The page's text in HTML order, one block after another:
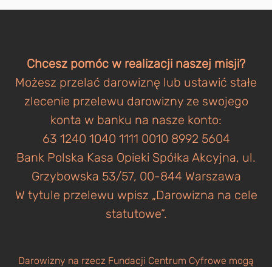
Chcesz pomóc w realizacji naszej misji?
Możesz przelać darowiznę lub ustawić stałe
zlecenie przelewu darowizny ze swojego
konta w banku na nasze konto:
63 1240 1040 1111 0010 8992 5604
Bank Polska Kasa Opieki Spółka Akcyjna, ul.
Grzybowska 53/57, 00-844 Warszawa
W tytule przelewu wpisz „Darowizna na cele
statutowe”.
Darowizny na rzecz Fundacji Centrum Cyfrowe mogą